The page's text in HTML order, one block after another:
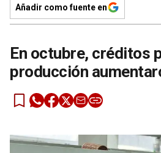
Añadir como fuente en
En octubre, créditos
producción